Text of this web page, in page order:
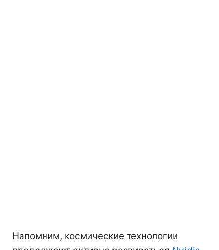
Напомним, космические технологии